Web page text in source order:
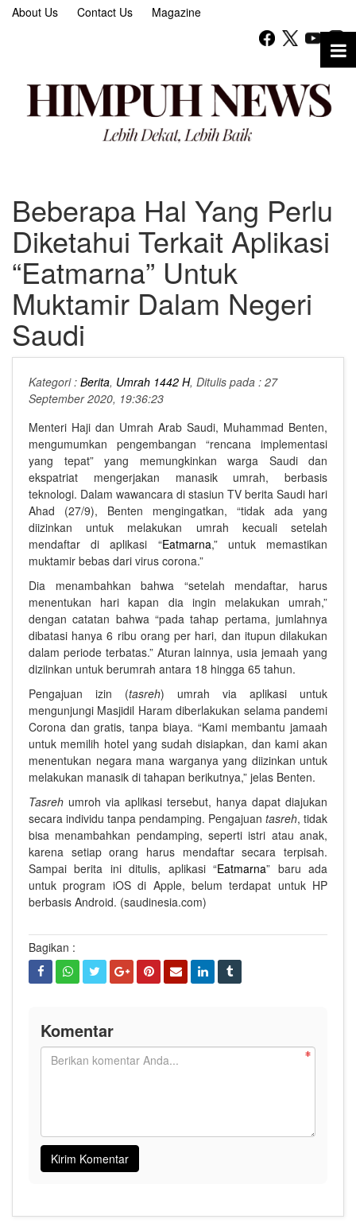
About Us Contact Us Magazine
Beberapa Hal Yang Perlu
Diketahui Terkait Aplikasi
“Eatmarna” Untuk
Muktamir Dalam Negeri
Saudi
Kategori : Berita, Umrah 1442 H, Ditulis pada : 27
September 2020, 19:36:23
Menteri Haji dan Umrah Arab Saudi, Muhammad Benten,
mengumumkan pengembangan “rencana implementasi
yang tepat” yang memungkinkan warga Saudi dan
ekspatriat mengerjakan manasik umrah, berbasis
teknologi. Dalam wawancara di stasiun TV berita Saudi hari
Ahad (27/9), Benten mengingatkan, “tidak ada yang
diizinkan untuk melakukan umrah kecuali setelah
mendaftar di aplikasi “Eatmarna,” untuk memastikan
muktamir bebas dari virus corona.”
Dia menambahkan bahwa “setelah mendaftar, harus
menentukan hari kapan dia ingin melakukan umrah,”
dengan catatan bahwa “pada tahap pertama, jumlahnya
dibatasi hanya 6 ribu orang per hari, dan itupun dilakukan
dalam periode terbatas.” Aturan lainnya, usia jemaah yang
diziinkan untuk berumrah antara 18 hingga 65 tahun.
Pengajuan izin (tasreh) umrah via aplikasi untuk
mengunjungi Masjidil Haram diberlakukan selama pandemi
Corona dan gratis, tanpa biaya. “Kami membantu jamaah
untuk memilih hotel yang sudah disiapkan, dan kami akan
menentukan negara mana warganya yang diizinkan untuk
melakukan manasik di tahapan berikutnya,” jelas Benten.
Tasreh umroh via aplikasi tersebut, hanya dapat diajukan
secara individu tanpa pendamping. Pengajuan tasreh, tidak
bisa menambahkan pendamping, seperti istri atau anak,
karena setiap orang harus mendaftar secara terpisah.
Sampai berita ini ditulis, aplikasi “Eatmarna” baru ada
untuk program iOS di Apple, belum terdapat untuk HP
berbasis Android. (saudinesia.com)
Bagikan :
Komentar